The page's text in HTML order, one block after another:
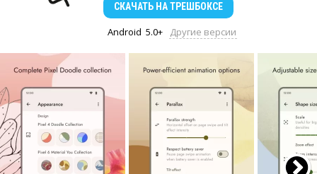
СКАЧАТЬ НА ТРЕШБОКСЕ
Android 5.0+ Другие версии